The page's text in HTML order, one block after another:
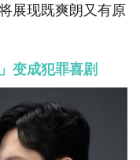
展现既爽朗又有原
变成犯罪喜剧